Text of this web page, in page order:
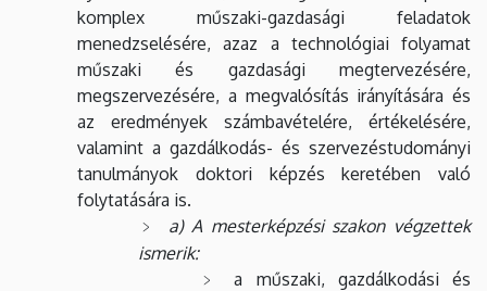
komplex műszaki-gazdasági feladatok
menedzselésére, azaz a technológiai folyamat
műszaki és gazdasági megtervezésére,
megszervezésére, a megvalósítás irányítására és
az eredmények számbavételére, értékelésére,
valamint a gazdálkodás- és szervezéstudományi
tanulmányok doktori képzés keretében való
folytatására is.
a) A mesterképzési szakon végzettek
ismerik:
a műszaki, gazdálkodási és